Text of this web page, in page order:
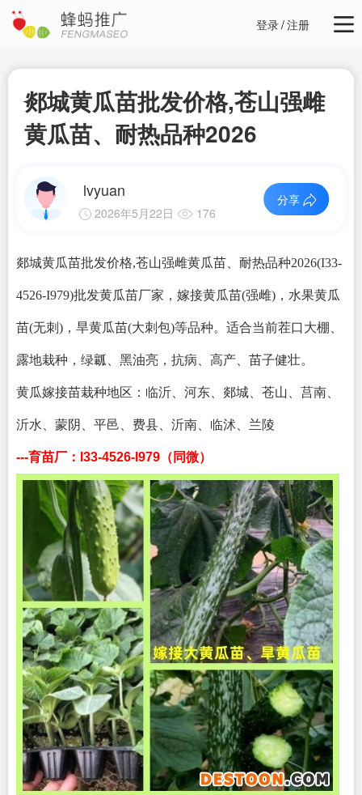
登录/注册
郯城黄瓜苗批发价格,苍山强雌
黄瓜苗、耐热品种2026
lvyuan
2026年5月22日 176
分享
郯城黄瓜苗批发价格,苍山强雌黄瓜苗、耐热品种2026(I33-
4526-I979)批发黄瓜苗厂家，嫁接黄瓜苗(强雌)，水果黄瓜
苗(无刺)，旱黄瓜苗(大刺包)等品种。适合当前茬口大棚、
露地栽种，绿瓤、黑油亮，抗病、高产、苗子健壮。
黄瓜嫁接苗栽种地区： 临沂、河东、郯城、苍山、莒南、
沂水、蒙阴、平邑、费县、沂南、临沭、兰陵
---育苗厂：I33-4526-I979（同微）